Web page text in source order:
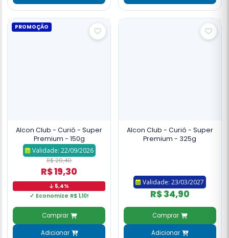
PROMOÇÃO
Alcon Club - Curió - Super
Premium - 150g
Validade: 22/09/2026
R$ 20,40
R$ 19,30
5,4%
✓ Economize R$ 1,10!
Comprar
Adicionar
Alcon Club - Curió - Super
Premium - 325g
Validade: 23/03/2027
R$ 34,90
Comprar
Adicionar